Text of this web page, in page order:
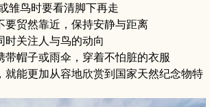
雏鸟时要看清脚下再走
要贸然靠近，保持安静与距离
时关注人与鸟的动向
带帽子或雨伞，穿着不怕脏的衣服
就能更加从容地欣赏到国家天然纪念物特